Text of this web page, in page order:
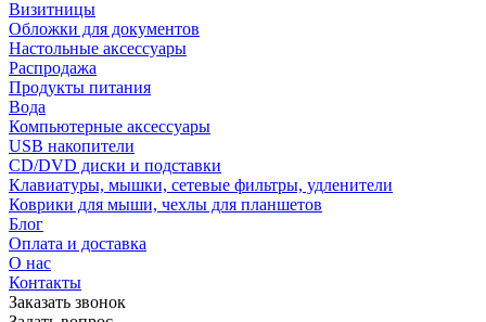
Визитницы
Обложки для документов
Настольные аксессуары
Распродажа
Продукты питания
Вода
Компьютерные аксессуары
USB накопители
CD/DVD диски и подставки
Клавиатуры, мышки, сетевые фильтры, удленители
Коврики для мыши, чехлы для планшетов
Блог
Оплата и доставка
О нас
Контакты
Заказать звонок